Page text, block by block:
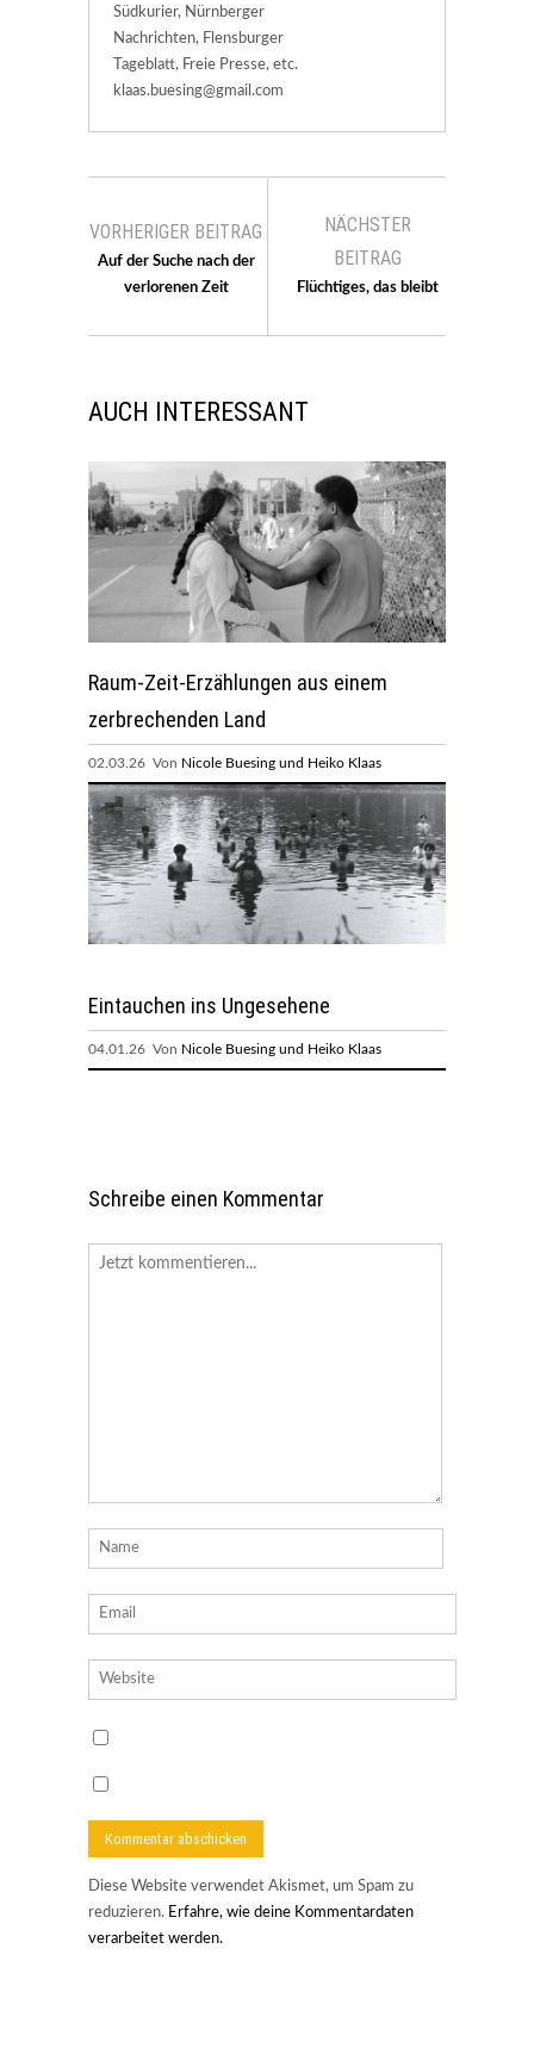
Südkurier, Nürnberger
Nachrichten, Flensburger
Tageblatt, Freie Presse, etc.
klaas.buesing@gmail.com
VORHERIGER BEITRAG
Auf der Suche nach der
verlorenen Zeit
NÄCHSTER
BEITRAG
Flüchtiges, das bleibt
AUCH INTERESSANT
Raum-Zeit-Erzählungen aus einem
zerbrechenden Land
02.03.26 Von Nicole Buesing und Heiko Klaas
Eintauchen ins Ungesehene
04.01.26 Von Nicole Buesing und Heiko Klaas
Schreibe einen Kommentar
Diese Website verwendet Akismet, um Spam zu
reduzieren. Erfahre, wie deine Kommentardaten
verarbeitet werden.